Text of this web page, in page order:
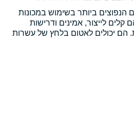
הנפוצים ביותר בשימוש במכונות
קלים לייצור, אמינים ודרישות
יכולים לאטום בלחץ של עשרות